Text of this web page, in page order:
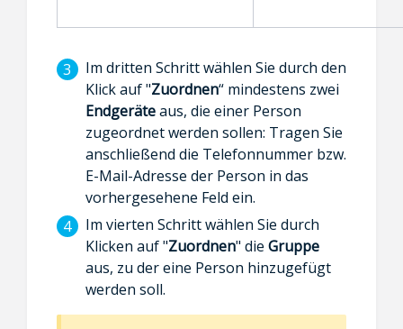
Im dritten Schritt wählen Sie durch den
Klick auf "Zuordnen“ mindestens zwei
Endgeräteaus, die einer Person
zugeordnet werden sollen: Tragen Sie
anschließend die Telefonnummer bzw.
E-Mail-Adresse der Person in das
vorhergesehene Feld ein.
Im vierten Schritt wählen Sie durch
Klicken auf "Zuordnen" die Gruppe
aus, zu der eine Person hinzugefügt
werden soll.